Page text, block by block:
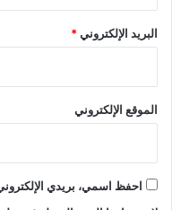
البريد الإلكتروني*
الموقع الإلكتروني
احفظ اسمي، بريدي